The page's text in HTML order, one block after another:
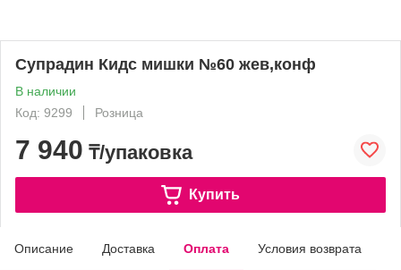
Супрадин Кидс мишки №60 жев,конф
В наличии
Код: 9299
Розница
7 940 ₸/упаковка
Купить
Описание Доставка Оплата Условия возврата